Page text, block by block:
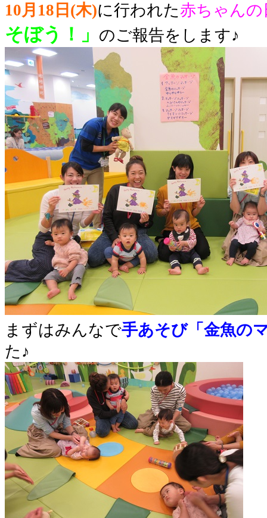
10月18日(木)に行われた赤ちゃん
そぼう！」 のご報告をします♪
まずはみんなで手あそび「金魚の
た♪